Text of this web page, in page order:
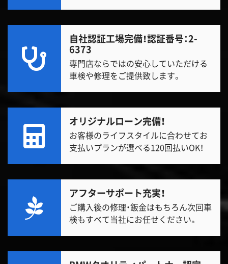
自社認証工場完備！認証番号：2-
6373
専門店ならではの安心していただける
車検や修理をご提供致します。
オリジナルローン完備！
お客様のライフスタイルに合わせてお
支払いプランが選べる120回払いOK！
アフターサポート充実！
ご購入後の修理・鈑金はもちろん次回車
検もすべて当社にお任せください。